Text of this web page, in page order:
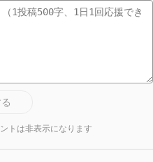
トは非表示になります